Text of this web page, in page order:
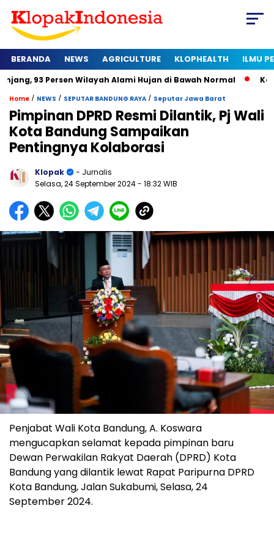
BERANDA NEWS AGRICULTURE KLOPHEALTH ILMU
Wilayah Alami Hujan di Bawah Normal Kapan
Home / NEWS / SEPUTAR BANDUNG RAYA / Seputar Jawa Barat
Pimpinan DPRD Resmi Dilantik, Pj Wali
Kota Bandung Sampaikan
Pentingnya Kolaborasi
Klopak
- Jurnalis
Selasa, 24 September 2024- 18:32 WIB
Penjabat Wali Kota Bandung, A. Koswara
mengucapkan selamat kepada pimpinan baru
Dewan Perwakilan Rakyat Daerah (DPRD) Kota
Bandung yang dilantik lewat Rapat Paripurna DPRD
Kota Bandung, Jalan Sukabumi, Selasa, 24
September 2024.